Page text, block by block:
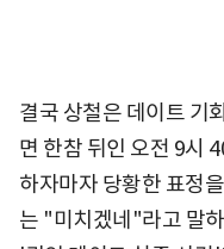
결국 상철은 데이트 기
면 한참 뒤인 오전 9시
하자마자 당황한 표정
는 "미치겠네"라고 말